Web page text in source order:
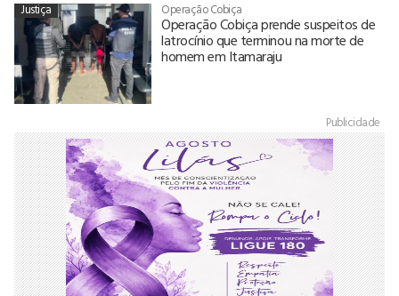
Justiça Operação Cobiça
Operação Cobiça prende suspeitos de
latrocínio que terminou na morte de
homem em Itamaraju
Publicidade